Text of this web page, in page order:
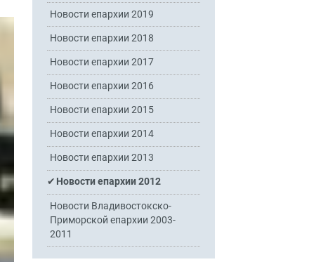
Новости епархии 2019
Новости епархии 2018
Новости епархии 2017
Новости епархии 2016
Новости епархии 2015
Новости епархии 2014
Новости епархии 2013
Новости епархии 2012
Новости Владивостокско-
Приморской епархии 2003-
2011